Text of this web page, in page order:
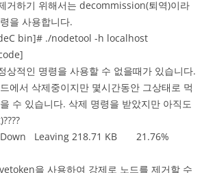
거하기 위해서는 decommission(퇴역)이라
을 사용합니다.
bin]# ./nodetool -h localhost
상적인 명령을 사용할 수 없을때가 있습니다.
에서 삭제중이지만 몇시간동안 그상태로 먹
수 있습니다. 삭제 명령을 받았지만 아직도
Leaving 218.71 KB 21.76%
을 사용하여 강제로 노드를 제거할 수